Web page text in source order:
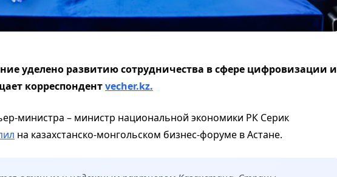
уделено развитию сотрудничества в сфере цифровизации и
корреспондентvecher.kz.
министра – министр национальной экономики РК Серик
на казахстанско-монгольском бизнес-форуме в Астане.